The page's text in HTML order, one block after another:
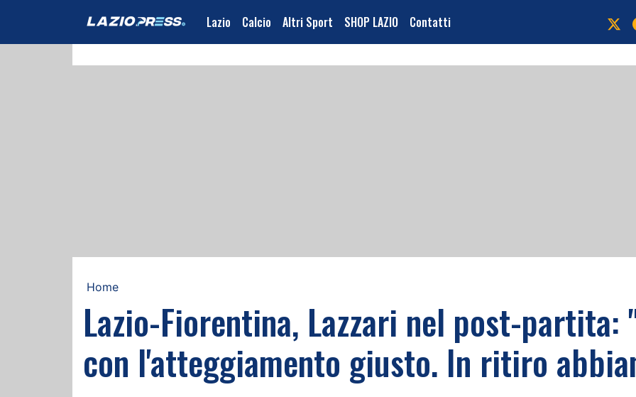
Lazio Calcio Altri Sport SHOP LAZIO Contatti
Home
Lazio-Fiorentina, Lazzari nel post-partita:
con l'atteggiamento giusto. In ritiro